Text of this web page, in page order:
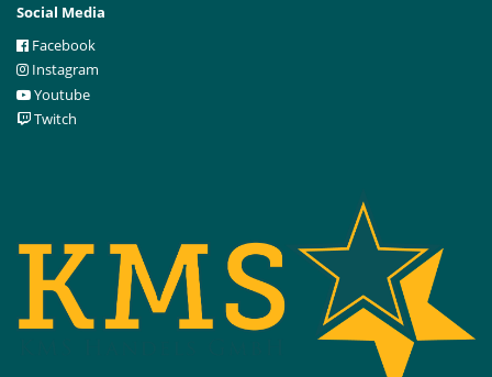
Social Media
Facebook
Instagram
Youtube
Twitch